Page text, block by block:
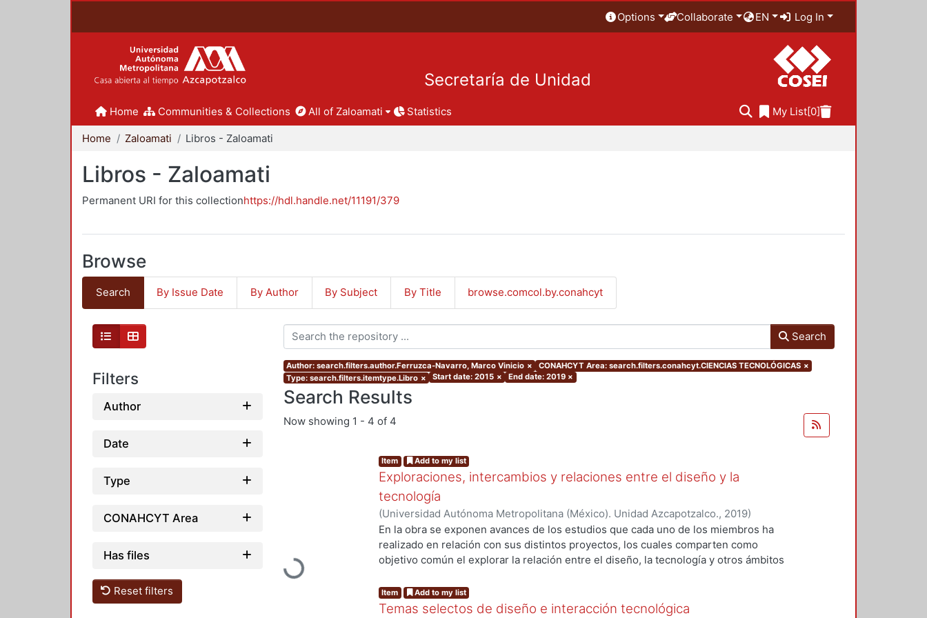
Options Collaborate EN Log In
Secretaría de Unidad
Home Communities & Collections All of Zaloamati Statistics My List[0]
Home Zaloamati Libros - Zaloamati
Libros - Zaloamati
Permanent URI for this collectionhttps://hdl.handle.net/11191/379
Browse
Search By Issue Date By Author By Subject By Title browse.comcol.by.conahcyt
Filters
Author
Date
Type
CONAHCYT Area
Has files
Reset filters
Search
Author: search.filters.author.Ferruzca-Navarro, Marco Vinicio × CONAHCYT Area: search.filters.conahcyt.CIENCIAS TECNOLÓGICAS ×
Type: search.filters.itemtype.Libro × Start date: 2015 × End date: 2019 ×
Search Results
Now showing 1 - 4 of 4
Loading...
Item Add to my list
Exploraciones, intercambios y relaciones entre el diseño y la
tecnología
(Universidad Autónoma Metropolitana (México). Unidad Azcapotzalco., 2019)
Ferruzca-Navarro, Marco Vinicio;García Madrid, Roberto Adrián;López-Martínez,
Roberto E.;Murillo Islas, Ivonne;Román Meléndez, Ramsses ;Sainz, Itzel;Zizumbo
Alamilla, Alda María
En la obra se exponen avances de los estudios que cada uno de los miembros ha
realizado en relación con sus distintos proyectos, los cuales comparten como
objetivo común el explorar la relación entre el diseño, la tecnología y otros ámbitos
de éstos en la interacción social y productiva. Cada uno de los capítulos, por tanto,
representa una mirada específica que abona a la generación del conocimiento
Item Add to my list
Temas selectos de diseño e interacción tecnológica